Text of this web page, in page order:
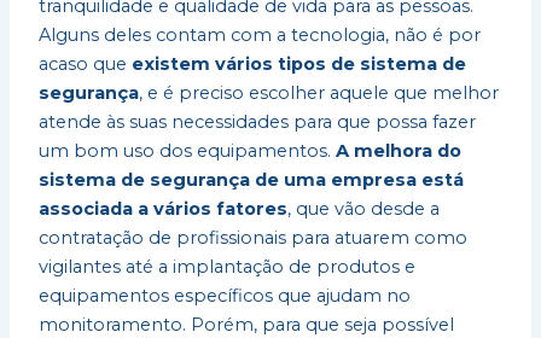
tranquilidade e qualidade de vida para as pessoas.
Alguns deles contam com a tecnologia, não é por
acaso que existem vários tipos de sistema de
segurança, e é preciso escolher aquele que melhor
atende às suas necessidades para que possa fazer
um bom uso dos equipamentos.A melhora do
sistema de segurança de uma empresa está
associada a vários fatores, que vão desde a
contratação de profissionais para atuarem como
vigilantes até a implantação de produtos e
equipamentos específicos que ajudam no
monitoramento. Porém, para que seja possível